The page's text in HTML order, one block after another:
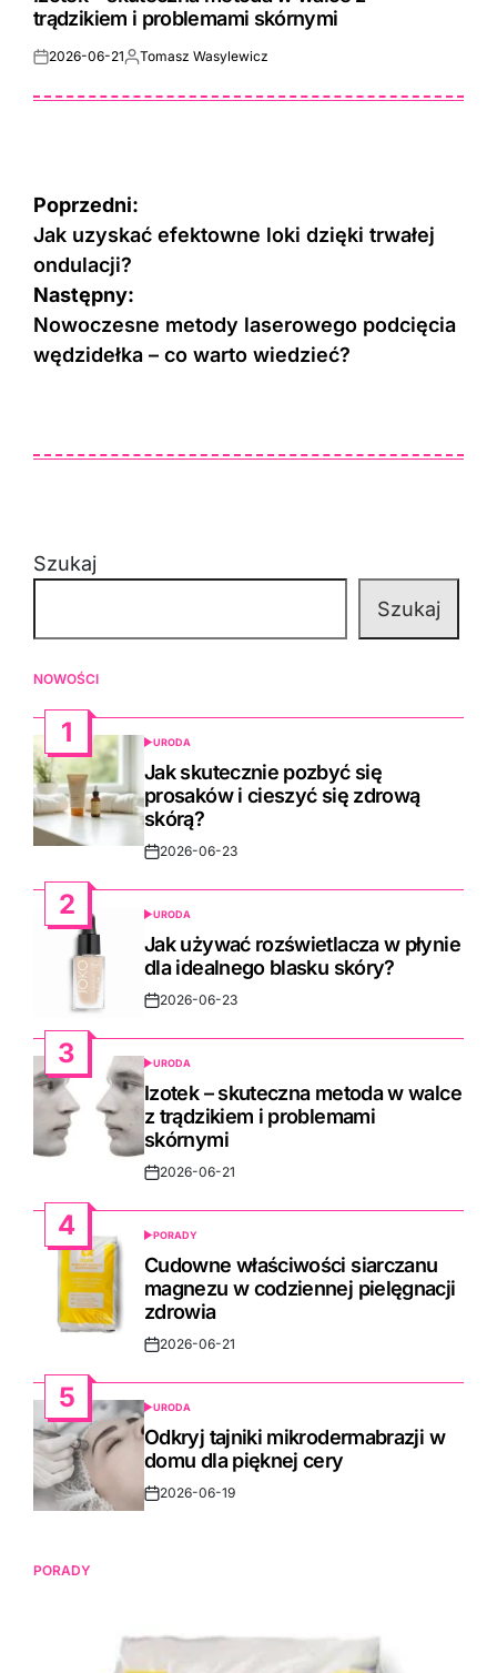
trądzikiem i problemami skórnymi
Posted
2026-06-21Posted
Tomasz Wasylewicz
Nawigacja
wpisu
Poprzedni:
Jak uzyskać efektowne loki dzięki trwałej
ondulacji?
Następny:
Nowoczesne metody laserowego podcięcia
wędzidełka – co warto wiedzieć?
Szukaj
Szukaj
NOWOŚCI
1
POSTED
IN
URODA
Jak skutecznie pozbyć się
prosaków i cieszyć się zdrową
skórą?
Post2026-06-23
2
POSTED
IN
URODA
Jak używać rozświetlacza w płynie
dla idealnego blasku skóry?
Post2026-06-23
3
POSTED
IN
URODA
Izotek – skuteczna metoda w walce
z trądzikiem i problemami
skórnymi
Post2026-06-21
4
POSTED
IN
PORADY
Cudowne właściwości siarczanu
magnezu w codziennej pielęgnacji
zdrowia
Post2026-06-21
5
POSTED
IN
URODA
Odkryj tajniki mikrodermabrazji w
domu dla pięknej cery
Post2026-06-19
PORADY